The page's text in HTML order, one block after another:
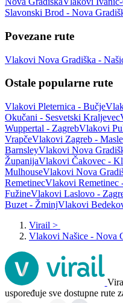
Slavonski Brod - Nova
Povezane rute
Vlakovi Nova Gradiška -
Ostale popularne rute
Vlakovi Pleternica - Bučje
Okučani - Sesvetski Kraljevec
Wuppertal - ZagrebVlakovi
VrapčeVlakovi Zagreb -
BarnsleyVlakovi Nova
ŽupanijaVlakovi Čakovec -
MulhouseVlakovi Nova
RemetinecVlakovi Remetinec
FužineVlakovi Laslovo -
Buzet - ŽminjVlakovi
Virail >
Vlakovi Našice - Nova
uspoređuje sve dostupne rute